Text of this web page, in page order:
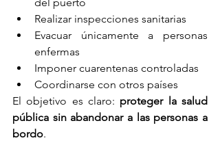
Realizar inspecciones sanitarias
Evacuar únicamente a personas
enfermas
Imponer cuarentenas controladas
Coordinarse con otros países
El objetivo es claro: proteger la salud
pública sin abandonar a las personas a
bordo.